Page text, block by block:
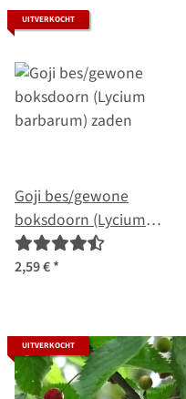
UITVERKOCHT
Goji bes/gewone
boksdoorn (Lycium
barbarum) zaden
2,59 €*
UITVERKOCHT